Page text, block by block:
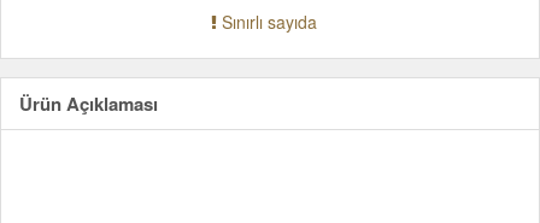
Sınırlı sayıda
Ürün Açıklaması